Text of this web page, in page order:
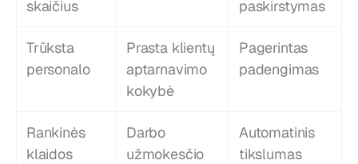
skaičius
paskirstymas
Trūksta
personalo
Prasta klientų
aptarnavimo
kokybė
Pagerintas
padengimas
Rankinės
klaidos
Darbo
užmokesčio
Automatinis
tikslumas